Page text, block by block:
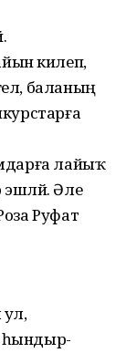
килеп,
баланың
лайыҡ
эшләй. Әле
Руфат
ул,
һындыр-